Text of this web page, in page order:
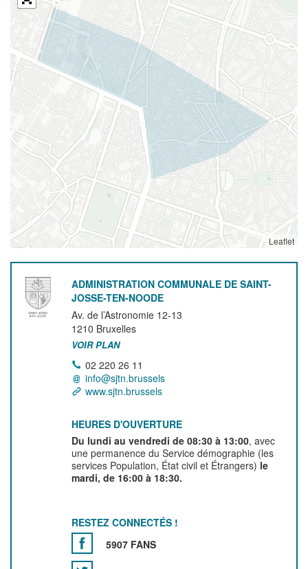
Leaflet
ADMINISTRATION COMMUNALE DE SAINT-
JOSSE-TEN-NOODE
Av. de l’Astronomie 12-13
1210 Bruxelles
VOIR PLAN
02 220 26 11
info@sjtn.brussels
www.sjtn.brussels
HEURES D'OUVERTURE
Du lundi au vendredi de 08:30 à 13:00, avec
une permanence du Service démographie (les
services Population, État civil et Étrangers) le
mardi, de 16:00 à 18:30.
RESTEZ CONNECTÉS !
5907 FANS